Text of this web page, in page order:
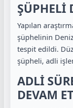
ŞÜPHELİ
Yapılan
şüphelinin
tespit edildi.
şüpheli, adli
ADLİ
DEVAM